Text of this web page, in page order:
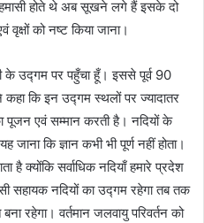
होते थे अब सूखने लगे हैं इसके दो
को नष्ट किया जाना।
उद्गम पर पहुँचा हूँ। इससे पूर्व 90
कि इन उद्गम स्थलों पर ज्यादातर
पूजन एवं सम्मान करती है। नदियों के
कि ज्ञान कभी भी पूर्ण नहीं होता।
है क्योंकि सर्वाधिक नदियाँ हमारे प्रदेश
सहायक नदियों का उद्गम रहेगा तब तक
रहेगा। वर्तमान जलवायु परिवर्तन को